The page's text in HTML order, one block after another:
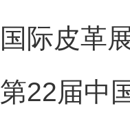
国际皮革
第22届中